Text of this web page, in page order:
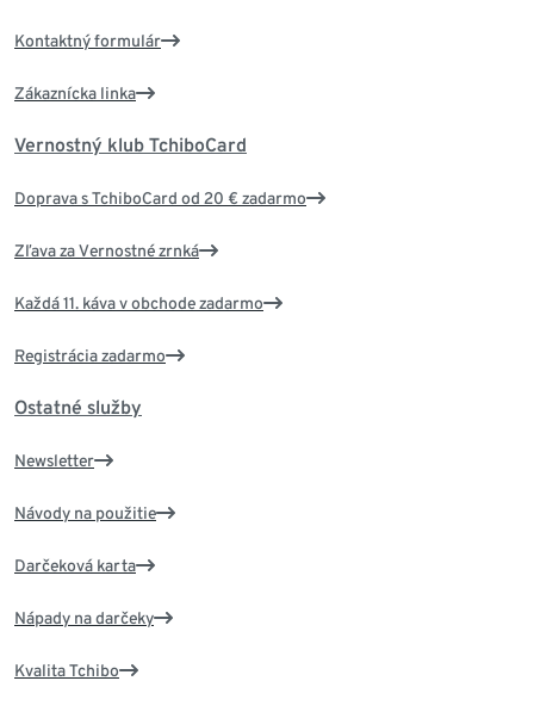
Kontaktný formulár
Zákaznícka linka
Vernostný klub TchiboCard
Doprava s TchiboCard od 20 € zadarmo
Zľava za Vernostné zrnká
Každá 11. káva v obchode zadarmo
Registrácia zadarmo
Ostatné služby
Newsletter
Návody na použitie
Darčeková karta
Nápady na darčeky
Kvalita Tchibo